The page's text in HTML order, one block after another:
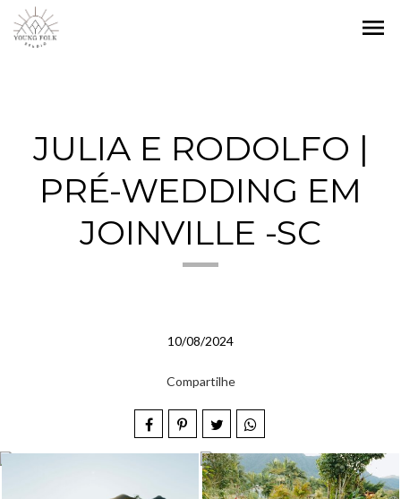
menu
JULIA E RODOLFO |
PRÉ-WEDDING EM
JOINVILLE -SC
10/08/2024
Compartilhe